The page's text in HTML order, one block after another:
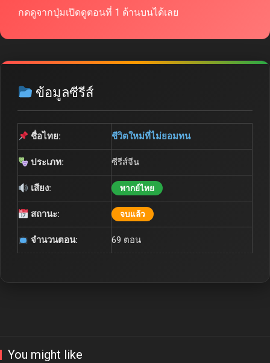
กดดูจากปุ่มเปิดดูตอนที่ 1 ด้านบนได้เลย
ข้อมูลซีรีส์
ชื่อไทย: ชีวิตใหม่ที่ไม่ยอมทน
ประเภท: ซีรีส์จีน
เสียง: พากย์ไทย
สถานะ: จบแล้ว
จำนวนตอน: 69 ตอน
You might like